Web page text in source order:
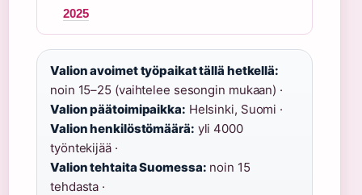
2025
Valion avoimet työpaikat tällä hetkellä:
noin 15–25 (vaihtelee sesongin mukaan) ·
Valion päätoimipaikka: Helsinki, Suomi ·
Valion henkilöstömäärä: yli 4000
työntekijää ·
Valion tehtaita Suomessa: noin 15
tehdasta ·